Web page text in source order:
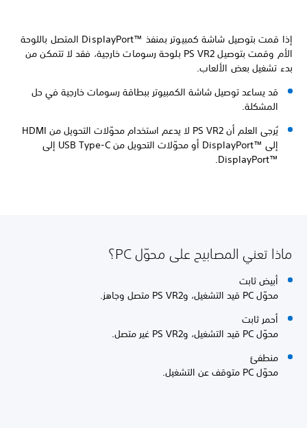
إذا قمت بتوصيل شاشة كمبيوتر بمنفذ DisplayPort™‎ المتصل باللوحة
الأم وقمت بتوصيل PS VR2 بلوحة رسومات خارجية، فقد لا تتمكن من
بدء تشغيل بعض الألعاب.
قد يساعد توصيل شاشة الكمبيوتر ببطاقة رسومات خارجية في حل
المشكلة.
يُرجى العلم أن PS VR2 لا يدعم استخدام محوّلات التحويل من HDMI
إلى DisplayPort™‎ أو محوّلات التحويل من USB Type-C إلى
DisplayPort™‎.
ماذا تعني المصابيح على محوّل PC؟
أبيض ثابت
محوّل PC قيد التشغيل، وPS VR2 متصل وجاهز.
أحمر ثابت
محوّل PC قيد التشغيل، وPS VR2 غير متصل.
منطفئ
محوّل PC متوقف عن التشغيل.